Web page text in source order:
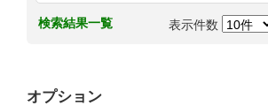
検索結果一覧 表示件数
オプション